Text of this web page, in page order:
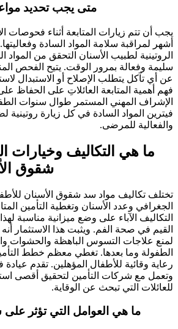
متى يجب تحديد
يجب أن تتم زيارات المتابعة أثناء فحوصات
أشهر لمراقبة سلامة المواد السادة
الروتينية لطبيب الأسنان التحقق من المواد
سليمة وفعالة بمرور الوقت. يتيح الفحص
عن أي تآكل يتطلب الإصلاح أو الاستبدال
فهم أهمية المتابعة العائلاتِ على الحفاظ
الإشراف المهني المستمر طوال سنوات
فيترين المواد السادة في كل زيارة روتينية
والفعالية للمرضى.
ما هي التكاليف وخيارات
شقوق
تختلف تكاليف مواد سد شقوق الأسنان
الجغرافي وعدد الأسنان وتغطية التأمين
التكاليف الآباء على وضع ميزانية مناسبة
القيم في صحة الفم. ويثبت هذا الاستثمار
لمنع علاجات التسوس الباهظة والحشوات
الطفولة وما بعدها. تغطي معظم خطط
رعاية وقائية للأطفال المؤهلين. تقدم
وتعمل مع شركات التأمين لتحقيق أقصى
للعائلات التي تبحث عن الوقاية.
ما هي العوامل التي تؤثر على